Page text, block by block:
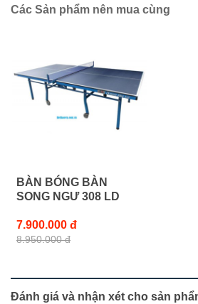
Các Sản phẩm nên mua cùng
BÀN BÓNG BÀN
SONG NGƯ 308 LD
7.900.000 đ
8.950.000 đ
Đánh giá và nhận xét cho sản